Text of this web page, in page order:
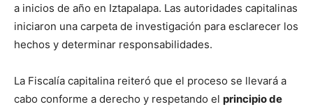
a inicios de año en Iztapalapa. Las autoridades capitalinas
iniciaron una carpeta de investigación para esclarecer los
hechos y determinar responsabilidades.
La Fiscalía capitalina reiteró que el proceso se llevará a
cabo conforme a derecho y respetando el principio de